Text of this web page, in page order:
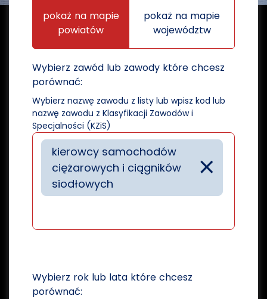
pokaż na mapie
powiatów
pokaż na mapie
województw
Wybierz zawód lub zawody które chcesz
porównać:
Wybierz nazwę zawodu z listy lub wpisz kod lub
nazwę zawodu z Klasyfikacji Zawodów i
Specjalności (KZiS)
×
kierowcy samochodów
ciężarowych i ciągników
siodłowych
Wybierz rok lub lata które chcesz
porównać: